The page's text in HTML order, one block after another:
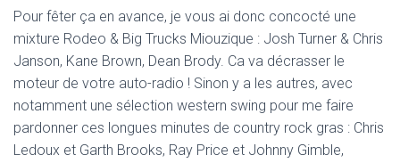
Pour fêter ça en avance, je vous ai donc concocté une
mixture Rodeo & Big Trucks Miouzique : Josh Turner & Chris
Janson, Kane Brown, Dean Brody. Ca va décrasser le
moteur de votre auto-radio ! Sinon y a les autres, avec
notamment une sélection western swing pour me faire
pardonner ces longues minutes de country rock gras : Chris
Ledoux et Garth Brooks, Ray Price et Johnny Gimble,